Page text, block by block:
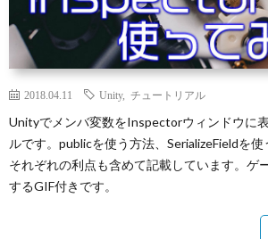
2018.04.11 Unity, チュートリアル
Unityでメンバ変数をInspectorウィンドウに
ルです。publicを使う方法、SerializeFieldを使
それぞれの利点も含めて記載しています。ゲ
するGIF付きです。